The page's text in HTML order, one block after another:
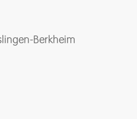
Berkheim